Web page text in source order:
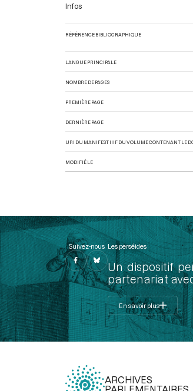
Infos
RÉFÉRENCE BIBLIOGRAPHIQUE
LANGUE PRINCIPALE
NOMBRE DE PAGES
PREMIÈRE PAGE
DERNIÈRE PAGE
URI DU MANIFEST IIIF DU VOLUME CONTENANT LE
MODIFIÉ LE
Suivez-nous Les perséides
Un dispositif
partenariat
En savoir plus
ARCHIVES